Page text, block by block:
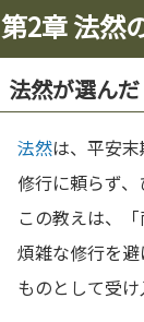
第2章 法然
法然が選んだ
法然は、平安
修行に頼らず
この教えは、
煩雑な修行を避
ものとして受け